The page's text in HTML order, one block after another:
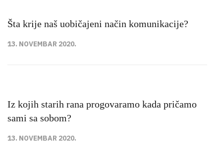
Šta krije naš uobičajeni način komunikacije?
13. NOVEMBAR 2020.
Iz kojih starih rana progovaramo kada pričamo
sami sa sobom?
13. NOVEMBAR 2020.